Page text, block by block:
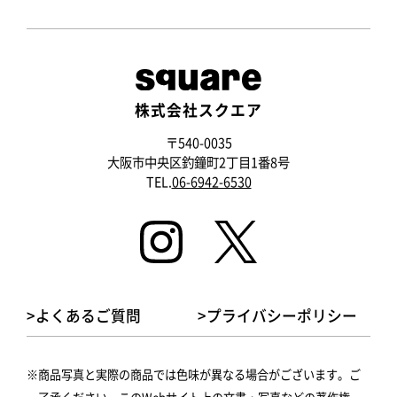
株式会社スクエア
〒540-0035
大阪市中央区釣鐘町2丁目1番8号
TEL.06-6942-6530
>よくあるご質問 >プライバシーポリシー
商品写真と実際の商品では色味が異なる場合がございます。ご